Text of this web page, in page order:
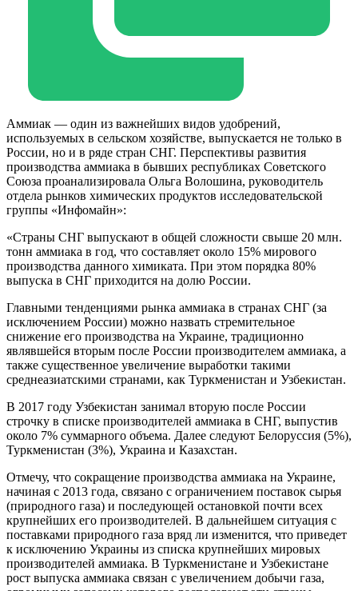
Аммиак — один из важнейших видов удобрений,
используемых в сельском хозяйстве, выпускается не только в
России, но и в ряде стран СНГ. Перспективы развития
производства аммиака в бывших республиках Советского
Союза проанализировала Ольга Волошина, руководитель
отдела рынков химических продуктов исследовательской
группы «Инфомайн»:
«Страны СНГ выпускают в общей сложности свыше 20 млн.
тонн аммиака в год, что составляет около 15% мирового
производства данного химиката. При этом порядка 80%
выпуска в СНГ приходится на долю России.
Главными тенденциями рынка аммиака в странах СНГ (за
исключением России) можно назвать стремительное
снижение его производства на Украине, традиционно
являвшейся вторым после России производителем аммиака, а
также существенное увеличение выработки такими
среднеазиатскими странами, как Туркменистан и Узбекистан.
В 2017 году Узбекистан занимал вторую после России
строчку в списке производителей аммиака в СНГ, выпустив
около 7% суммарного объема. Далее следуют Белоруссия (5%),
Туркменистан (3%), Украина и Казахстан.
Отмечу, что сокращение производства аммиака на Украине,
начиная с 2013 года, связано с ограничением поставок сырья
(природного газа) и последующей остановкой почти всех
крупнейших его производителей. В дальнейшем ситуация с
поставками природного газа вряд ли изменится, что приведет
к исключению Украины из списка крупнейших мировых
производителей аммиака. В Туркменистане и Узбекистане
рост выпуска аммиака связан с увеличением добычи газа,